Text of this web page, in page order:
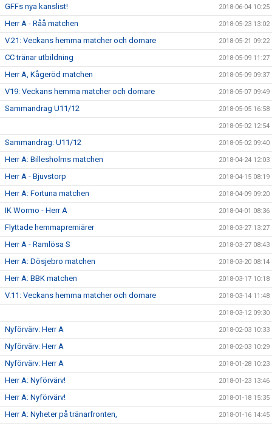
GFFs nya kanslist! 2018-06-04 10:25
Herr A - Råå matchen 2018-05-23 13:02
V.21: Veckans hemma matcher och domare 2018-05-21 09:22
CC tränar utbildning 2018-05-09 11:27
Herr A, Kågeröd matchen 2018-05-09 09:37
V19: Veckans hemma matcher och domare 2018-05-07 09:49
Sammandrag U11/12 2018-05-05 16:58
2018-05-02 12:54
Sammandrag: U11/12 2018-05-02 09:40
Herr A: Billesholms matchen 2018-04-24 12:03
Herr A - Bjuvstorp 2018-04-15 08:19
Herr A: Fortuna matchen 2018-04-09 09:20
IK Wormo - Herr A 2018-04-01 08:36
Flyttade hemmapremiärer 2018-03-27 13:27
Herr A - Ramlösa S 2018-03-27 08:43
Herr A: Dösjebro matchen 2018-03-20 08:14
Herr A: BBK matchen 2018-03-17 10:18
V.11: Veckans hemma matcher och domare 2018-03-14 11:48
2018-03-12 09:30
Nyförvärv: Herr A 2018-02-03 10:33
Nyförvärv: Herr A 2018-02-03 10:29
Nyförvärv: Herr A 2018-01-28 10:23
Herr A: Nyförvärv! 2018-01-23 13:46
Herr A: Nyförvärv! 2018-01-18 15:35
Herr A: Nyheter på tränarfronten, 2018-01-16 14:45